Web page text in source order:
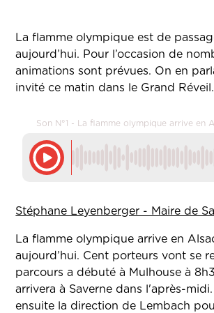
La flamme olympique est de
aujourd’hui. Pour l’occasion de
animations sont prévues. On en
invité ce matin dans le Grand Réveil.
Son N°1 - La flamme olympique arrive en
Stéphane Leyenberger - Maire de
La flamme olympique arrive en
aujourd’hui. Cent porteurs vont se
parcours a débuté à Mulhouse à
arrivera à Saverne dans l'après-
ensuite la direction de Lembach